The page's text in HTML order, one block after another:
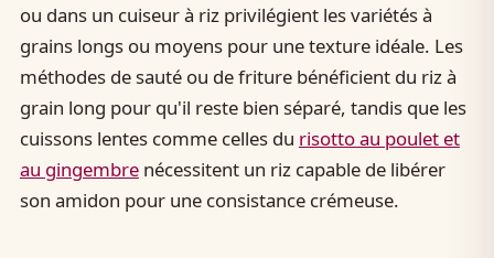
ou dans un cuiseur à riz privilégient les variétés à
grains longs ou moyens pour une texture idéale. Les
méthodes de sauté ou de friture bénéficient du riz à
grain long pour qu'il reste bien séparé, tandis que les
cuissons lentes comme celles du risotto au poulet et
au gingembrenécessitent un riz capable de libérer
son amidon pour une consistance crémeuse.